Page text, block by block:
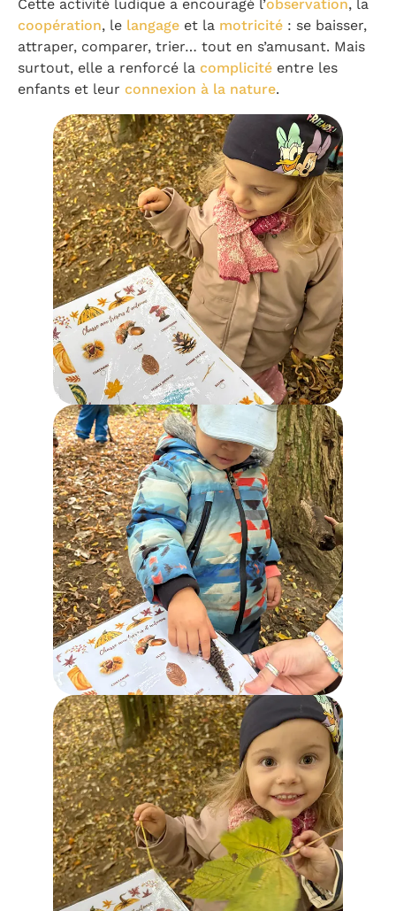
Cette activité ludique a encouragé l’observation, la
coopération, le langage et la motricité : se baisser,
attraper, comparer, trier… tout en s’amusant. Mais
surtout, elle a renforcé la complicité entre les
enfants et leur connexion à la nature.